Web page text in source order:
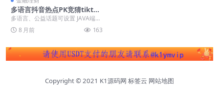
多语言抖音热点PK竞猜tiktok
热点公益PK竞猜项目源码【海
外多语言VUE抖音tiktok公益
项目源码】
多语言、公益话题可设置 JAVA端采
集、VUE前端、Think后台 多语言抖
音热...8 月前 163
Copyright © 2021 K1源码网 标签云 网站地图